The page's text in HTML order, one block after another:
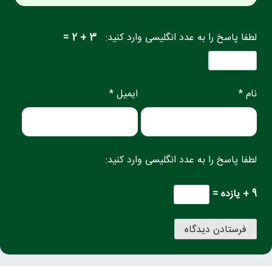
لطفا پاسخ را به عدد انگلیسی وارد کنید: 3 + 2 =
نام * ایمیل *
لطفا پاسخ را به عدد انگلیسی وارد کنید:
9 + یازده =